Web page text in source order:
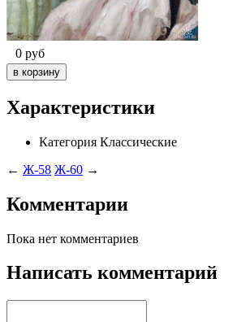
0 руб
Характеристики
Категория Классические
← Ж-58 Ж-60 →
Комментарии
Пока нет комментариев
Написать комментарий